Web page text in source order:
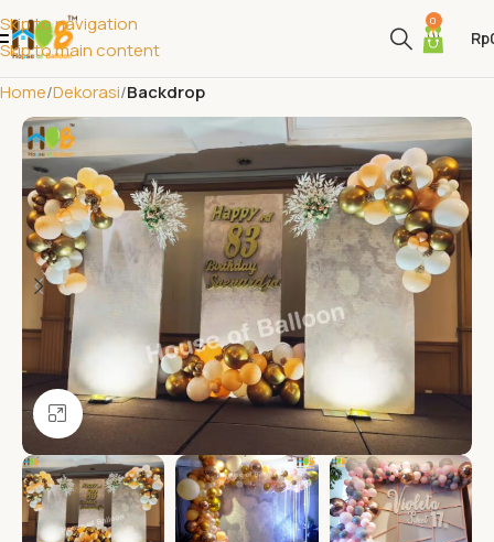
Skip to navigation
Skip to main content
0
Rp
Home Dekorasi Backdrop
Click to enlarge